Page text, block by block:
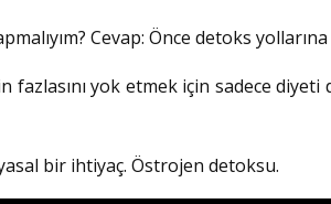
Cevap: Önce detoks
fazlasını yok etmek için sadece
bir ihtiyaç. Östrojen detoksu.